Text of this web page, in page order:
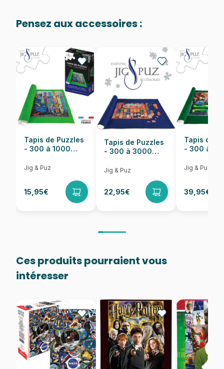
EAN 840391150041
Nombre de pièces 1000 pièces
Dimensions 71 x 51 cm
Pensez aux accessoires :
Tapis de Puzzles
- 300 à 1000
Jig & Puz
15,95€
Tapis de Puzzles
- 300 à 3000
Jig & Puz
22,95€
Tapis de
- 300 à
Jig & Puz
39,95€
Ces produits pourraient vous
intéresser